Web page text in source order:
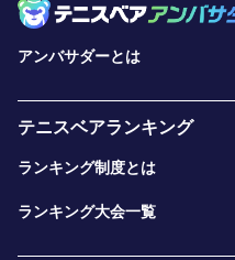
アンバサダーとは
テニスベアランキング
ランキング制度とは
ランキング大会一覧